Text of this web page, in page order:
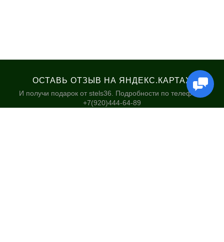
ОСТАВЬ ОТЗЫВ НА ЯНДЕКС.КАРТАХ
И получи подарок от stels36. Подробности по телефону:
+7(920)444-64-89